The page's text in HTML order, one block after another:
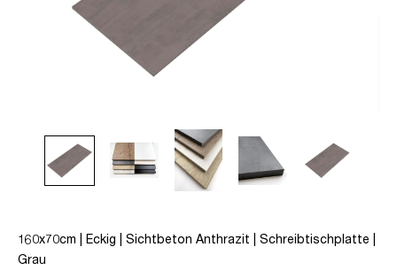
160x70cm | Eckig | Sichtbeton Anthrazit | Schreibtischplatte |
Grau